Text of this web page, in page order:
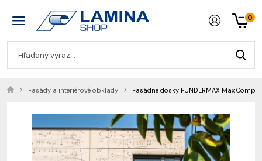
0
Fasády a interiérové obklady Fasádne dosky FUNDERMAX Max